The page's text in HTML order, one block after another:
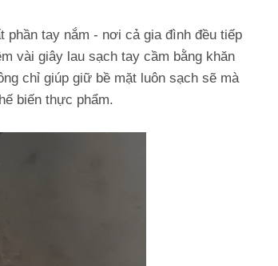
phần tay nắm - nơi cả gia đình đều tiếp
vài giây lau sạch tay cầm bằng khăn
chỉ giúp giữ bề mặt luôn sạch sẽ mà
biến thực phẩm.